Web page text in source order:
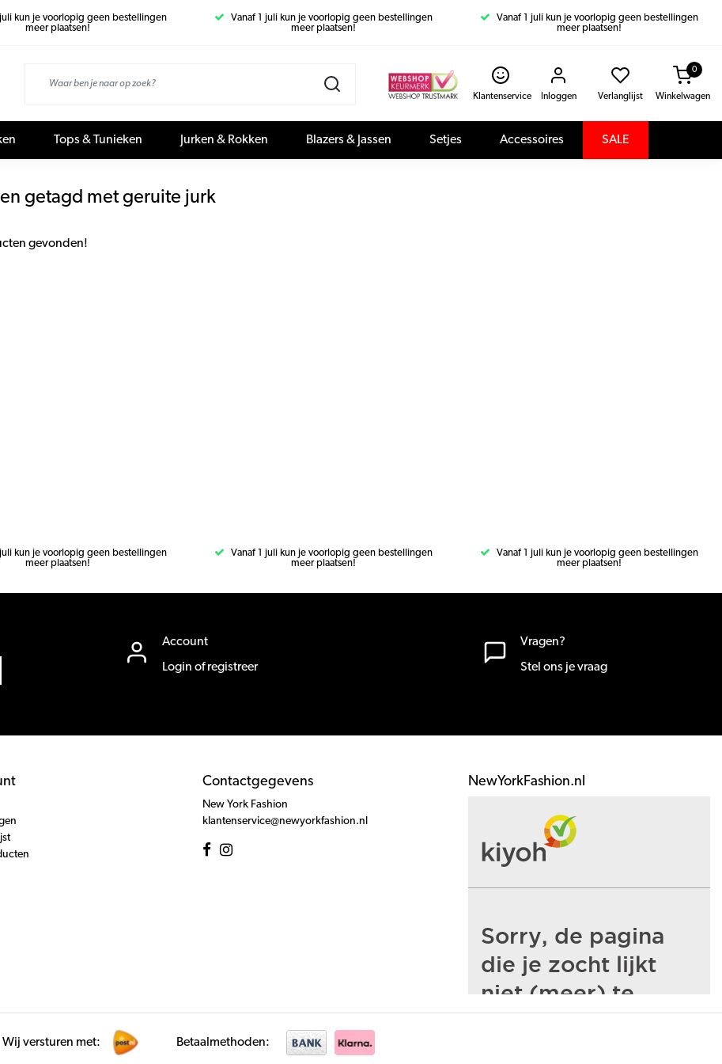
kun je voorlopig geen bestellingen
meer plaatsen!
Vanaf 1 juli kun je voorlopig geen bestellingen
meer plaatsen!
Vanaf 1 juli kun je voorlopig geen bestellingen
meer plaatsen!
Klantenservice Inloggen Verlanglijst Winkelwagen
0
Tops & Tunieken Jurken & Rokken Blazers & Jassen Setjes Accessoires SALE
getagd met geruite jurk
gevonden!
kun je voorlopig geen bestellingen
meer plaatsen!
Vanaf 1 juli kun je voorlopig geen bestellingen
meer plaatsen!
Vanaf 1 juli kun je voorlopig geen bestellingen
meer plaatsen!
Account
Login of registreer
Vragen?
Stel ons je vraag
Contactgegevens
New York Fashion
klantenservice@newyorkfashion.nl
NewYorkFashion.nl
Wij versturen met: Betaalmethoden: